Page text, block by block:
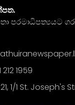
පරමාධිපත්‍යයට
1959
1/1 St.